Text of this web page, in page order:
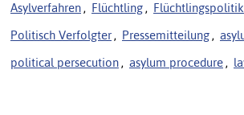
Asylverfahren , Flüchtling , Flüchtlingspolitik
Politisch Verfolgter , Pressemitteilung ,
political persecution , asylum procedure ,